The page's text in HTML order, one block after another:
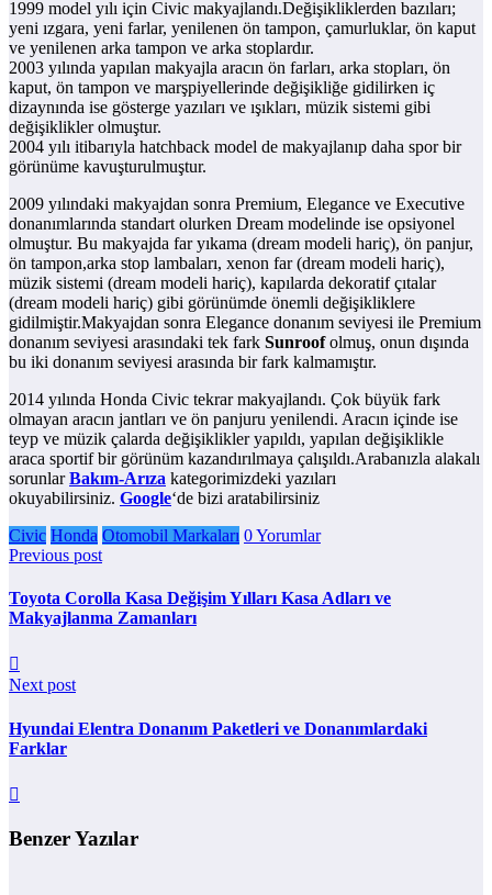
1999 model yılı için Civic makyajlandı.Değişikliklerden bazıları;
yeni ızgara, yeni farlar, yenilenen ön tampon, çamurluklar, ön kaput
ve yenilenen arka tampon ve arka stoplardır.
2003 yılında yapılan makyajla aracın ön farları, arka stopları, ön
kaput, ön tampon ve marşpiyellerinde değişikliğe gidilirken iç
dizaynında ise gösterge yazıları ve ışıkları, müzik sistemi gibi
değişiklikler olmuştur.
2004 yılı itibarıyla hatchback model de makyajlanıp daha spor bir
görünüme kavuşturulmuştur.
2009 yılındaki makyajdan sonra Premium, Elegance ve Executive
donanımlarında standart olurken Dream modelinde ise opsiyonel
olmuştur. Bu makyajda far yıkama (dream modeli hariç), ön panjur,
ön tampon,arka stop lambaları, xenon far (dream modeli hariç),
müzik sistemi (dream modeli hariç), kapılarda dekoratif çıtalar
(dream modeli hariç) gibi görünümde önemli değişikliklere
gidilmiştir.Makyajdan sonra Elegance donanım seviyesi ile Premium
donanım seviyesi arasındaki tek fark Sunroofolmuş, onun dışında
bu iki donanım seviyesi arasında bir fark kalmamıştır.
2014 yılında Honda Civic tekrar makyajlandı. Çok büyük fark
olmayan aracın jantları ve ön panjuru yenilendi. Aracın içinde ise
teyp ve müzik çalarda değişiklikler yapıldı, yapılan değişiklikle
araca sportif bir görünüm kazandırılmaya çalışıldı.Arabanızla alakalı
sorunlarBakım-Arıza kategorimizdeki yazıları
okuyabilirsiniz. Google‘de bizi aratabilirsiniz
Civic Honda Otomobil Markaları 0 Yorumlar
Previous post
Toyota Corolla Kasa Değişim Yılları Kasa Adları ve
Makyajlanma Zamanları
Next post
Hyundai Elentra Donanım Paketleri ve Donanımlardaki
Farklar
Benzer Yazılar